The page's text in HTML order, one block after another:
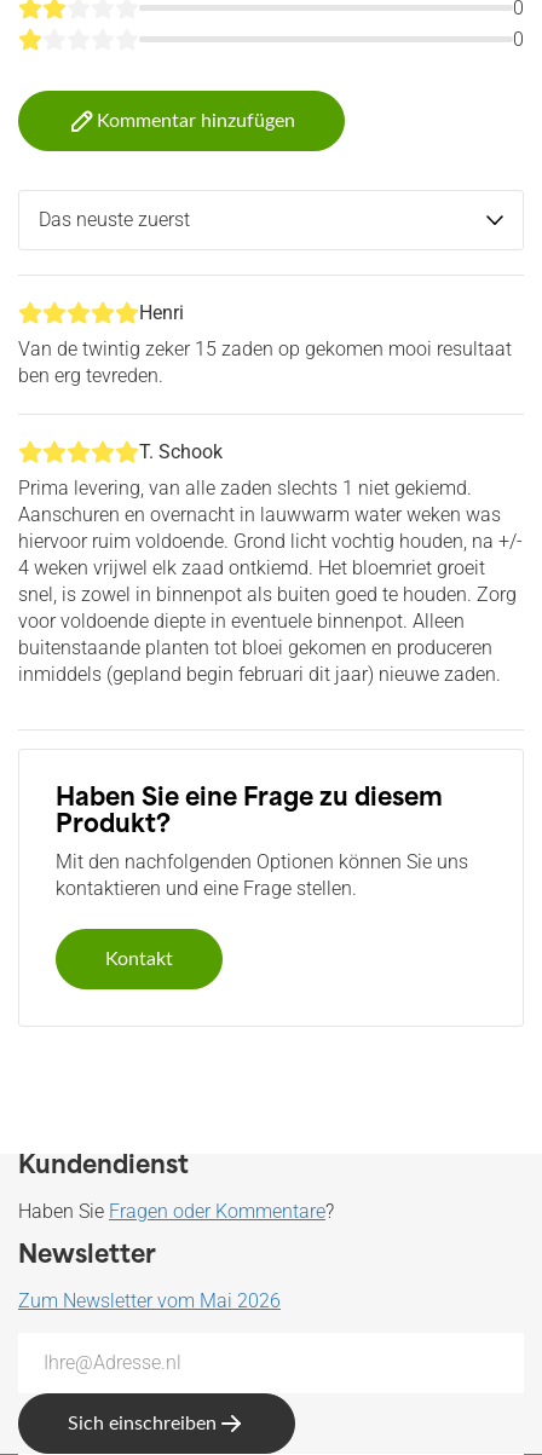
0
0
Kommentar hinzufügen
Henri
Van de twintig zeker 15 zaden op gekomen mooi resultaat
ben erg tevreden.
T. Schook
Prima levering, van alle zaden slechts 1 niet gekiemd.
Aanschuren en overnacht in lauwwarm water weken was
hiervoor ruim voldoende. Grond licht vochtig houden, na +/-
4 weken vrijwel elk zaad ontkiemd. Het bloemriet groeit
snel, is zowel in binnenpot als buiten goed te houden. Zorg
voor voldoende diepte in eventuele binnenpot. Alleen
buitenstaande planten tot bloei gekomen en produceren
inmiddels (gepland begin februari dit jaar) nieuwe zaden.
Haben Sie eine Frage zu diesem
Produkt?
Mit den nachfolgenden Optionen können Sie uns
kontaktieren und eine Frage stellen.
Kontakt
Kundendienst
Haben Sie Fragen oder Kommentare?
Newsletter
Zum Newsletter vom Mai 2026
Sich einschreiben